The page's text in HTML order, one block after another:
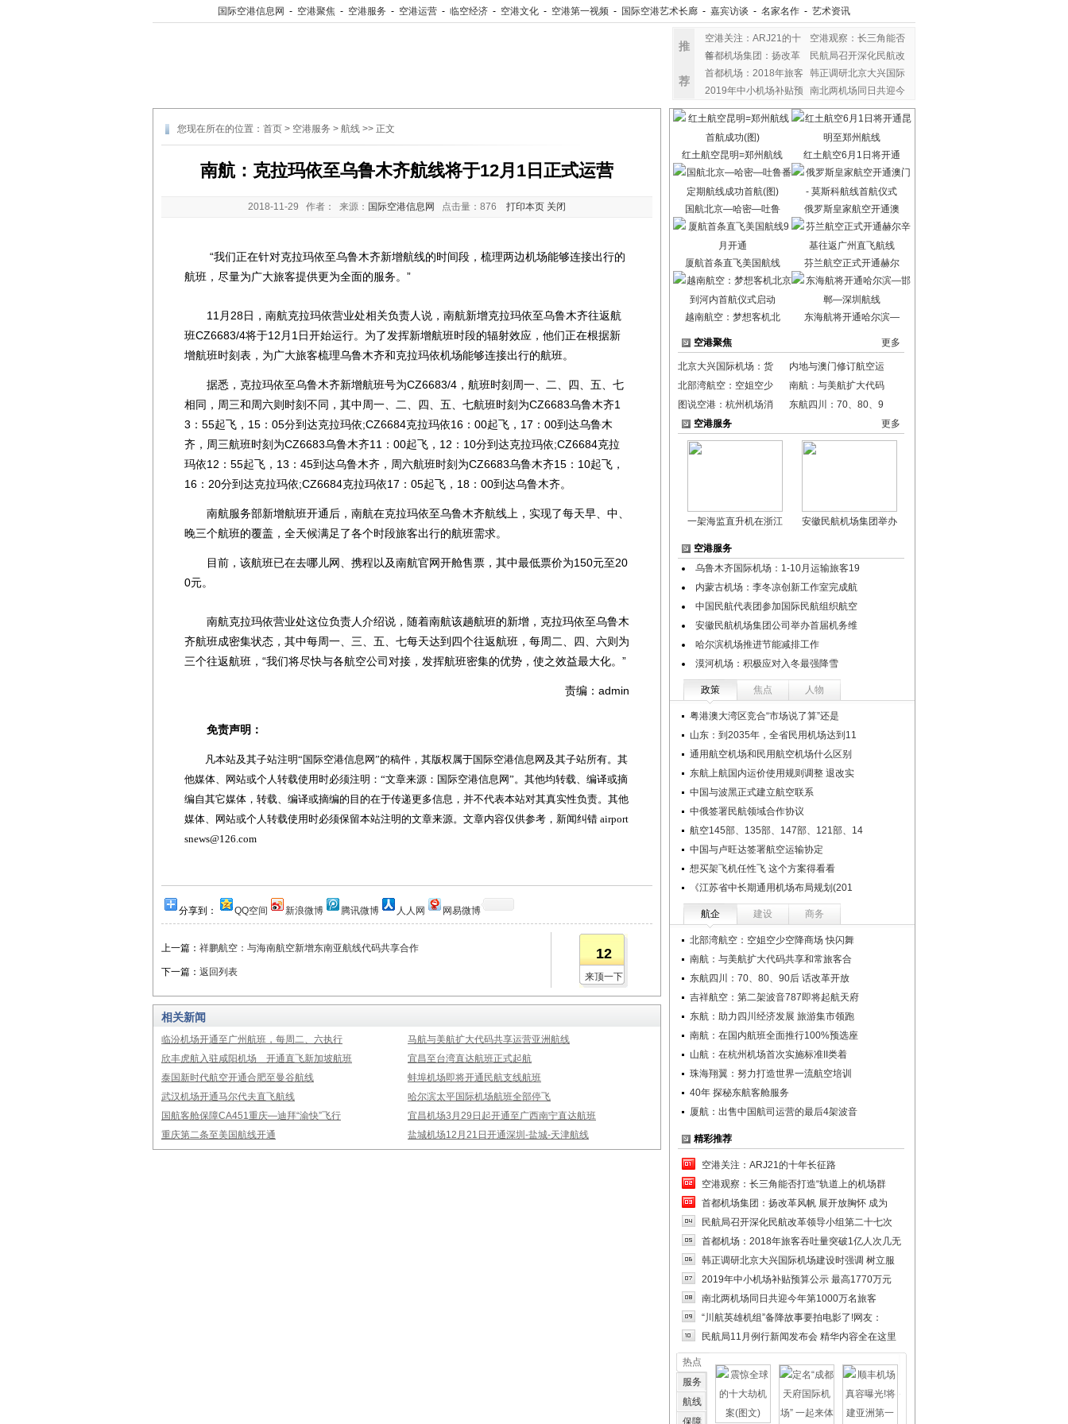
国际空港信息网 - 空港聚焦 - 空港服务 - 空港运营 - 临空经济 - 空港文化 - 空港第一视频 - 国际空港艺术长廊 - 嘉宾访谈 - 名家名作 - 艺术资讯
推
荐
空港关注：ARJ21的十
年
空港观察：长三角能否
首都机场集团：扬改革
民航局召开深化民航改
首都机场：2018年旅客
韩正调研北京大兴国际
2019年中小机场补贴预
南北两机场同日共迎今
您现在所在的位置： 首页 > 空港服务 > 航线 >> 正文
南航：克拉玛依至乌鲁木齐航线将于12月1日正式运营
2018-11-29 作者： 来源： 国际空港信息网 点击量： 876 打印本页 关闭
“我们正在针对克拉玛依至乌鲁木齐新增航线的时间段，梳理两边机场能够连接出行的
航班，尽量为广大旅客提供更为全面的服务。”
11月28日，南航克拉玛依营业处相关负责人说，南航新增克拉玛依至乌鲁木齐往返航
班CZ6683/4将于12月1日开始运行。为了发挥新增航班时段的辐射效应，他们正在根据新
增航班时刻表，为广大旅客梳理乌鲁木齐和克拉玛依机场能够连接出行的航班。
据悉，克拉玛依至乌鲁木齐新增航班号为CZ6683/4，航班时刻周一、二、四、五、七
相同，周三和周六则时刻不同，其中周一、二、四、五、七航班时刻为CZ6683乌鲁木齐1
3：55起飞，15：05分到达克拉玛依;CZ6684克拉玛依16：00起飞，17：00到达乌鲁木
齐，周三航班时刻为CZ6683乌鲁木齐11：00起飞，12：10分到达克拉玛依;CZ6684克拉
玛依12：55起飞，13：45到达乌鲁木齐，周六航班时刻为CZ6683乌鲁木齐15：10起飞，
16：20分到达克拉玛依;CZ6684克拉玛依17：05起飞，18：00到达乌鲁木齐。
南航服务部新增航班开通后，南航在克拉玛依至乌鲁木齐航线上，实现了每天早、中、
晚三个航班的覆盖，全天候满足了各个时段旅客出行的航班需求。
目前，该航班已在去哪儿网、携程以及南航官网开舱售票，其中最低票价为150元至20
0元。
南航克拉玛依营业处这位负责人介绍说，随着南航该趟航班的新增，克拉玛依至乌鲁木
齐航班成密集状态，其中每周一、三、五、七每天达到四个往返航班，每周二、四、六则为
三个往返航班，“我们将尽快与各航空公司对接，发挥航班密集的优势，使之效益最大化。”
责编：admin
免责声明：
凡本站及其子站注明“国际空港信息网”的稿件，其版权属于国际空港信息网及其子站所有。其
他媒体、网站或个人转载使用时必须注明：“文章来源：国际空港信息网”。其他均转载、编译或摘
编自其它媒体，转载、编译或摘编的目的在于传递更多信息，并不代表本站对其真实性负责。其他
媒体、网站或个人转载使用时必须保留本站注明的文章来源。文章内容仅供参考，新闻纠错 airport
snews@126.com
分享到： QQ空间 新浪微博 腾讯微博 人人网 网易微博
上一篇： 祥鹏航空：与海南航空新增东南亚航线代码共享合作
下一篇： 返回列表
12
来顶一下
相关新闻
临汾机场开通至广州航班，每周二、六执行
马航与美航扩大代码共享运营亚洲航线
欣丰虎航入驻咸阳机场 开通直飞新加坡航班
宜昌至台湾直达航班正式起航
泰国新时代航空开通合肥至曼谷航线
蚌埠机场即将开通民航支线航班
武汉机场开通马尔代夫直飞航线
哈尔滨太平国际机场航班全部停飞
国航客舱保障CA451重庆—迪拜“渝快”飞行
宜昌机场3月29日起开通至广西南宁直达航班
重庆第二条至美国航线开通
盐城机场12月21日开通深圳-盐城-天津航线
红土航空昆明=郑州航线 红土航空6月1日将开通
国航北京—哈密—吐鲁 俄罗斯皇家航空开通澳
厦航首条直飞美国航线 芬兰航空正式开通赫尔
越南航空：梦想客机北 东海航将开通哈尔滨—
空港聚焦 更多
北京大兴国际机场：货
内地与澳门修订航空运
北部湾航空：空姐空少
南航：与美航扩大代码
图说空港：杭州机场消
东航四川：70、80、9
空港服务
更多
一架海监直升机在浙江 安徽民航机场集团举办
空港服务
乌鲁木齐国际机场：1-10月运输旅客19
内蒙古机场：李冬凉创新工作室完成航
中国民航代表团参加国际民航组织航空
安徽民航机场集团公司举办首届机务维
哈尔滨机场推进节能减排工作
漠河机场：积极应对入冬最强降雪
政策 焦点 人物
粤港澳大湾区竞合“市场说了算”还是
山东：到2035年，全省民用机场达到11
通用航空机场和民用航空机场什么区别
东航上航国内运价使用规则调整 退改实
中国与波黑正式建立航空联系
中俄签署民航领域合作协议
航空145部、135部、147部、121部、14
中国与卢旺达签署航空运输协定
想买架飞机任性飞 这个方案得看看
《江苏省中长期通用机场布局规划(201
航企 建设 商务
北部湾航空：空姐空少空降商场 快闪舞
南航：与美航扩大代码共享和常旅客合
东航四川：70、80、90后 话改革开放
吉祥航空：第二架波音787即将起航天府
东航：助力四川经济发展 旅游集市领跑
南航：在国内航班全面推行100%预选座
山航：在杭州机场首次实施标准II类着
珠海翔翼：努力打造世界一流航空培训
40年 探秘东航客舱服务
厦航：出售中国航司运营的最后4架波音
精彩推荐
空港关注：ARJ21的十年长征路
空港观察：长三角能否打造“轨道上的机场群
首都机场集团：扬改革风帆 展开放胸怀 成为
民航局召开深化民航改革领导小组第二十七次
首都机场：2018年旅客吞吐量突破1亿人次几无
韩正调研北京大兴国际机场建设时强调 树立服
2019年中小机场补贴预算公示 最高1770万元
南北两机场同日共迎今年第1000万名旅客
“川航英雄机组”备降故事要拍电影了!网友：
民航局11月例行新闻发布会 精华内容全在这里
热点
服务
航线
保障